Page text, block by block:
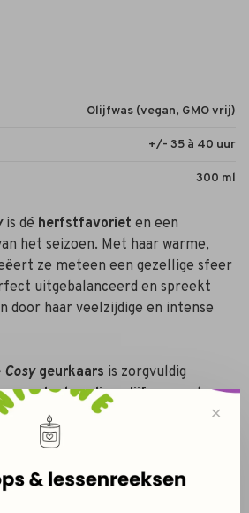
Olijfwas (vegan, GMO vrij)
+/- 35 à 40 uur
300 ml
is dé herfstfavoriet en een
het seizoen. Met haar warme,
ze meteen een gezellige sfeer
uitgebalanceerd en spreekt
door haar veelzijdige en intense
Cosygeurkaars is zorgvuldig
plantaardige olijfwas, wat
en
langdurige brandtijd
begin, terwijl de hartnoten
✕